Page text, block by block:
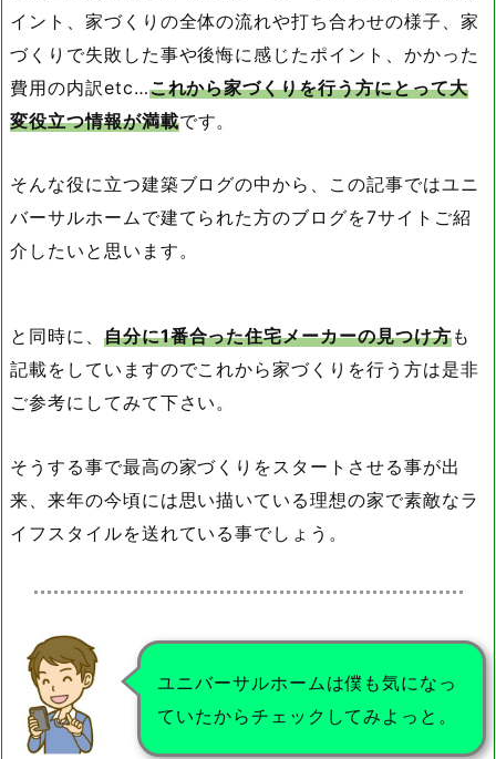
イント、家づくりの全体の流れや打ち合わせの様子、家
づくりで失敗した事や後悔に感じたポイント、かかった
費用の内訳etc…これから家づくりを行う方にとって大
変役立つ情報が満載です。
そんな役に立つ建築ブログの中から、この記事ではユニ
バーサルホームで建てられた方のブログを7サイトご紹
介したいと思います。
と同時に、 自分に1番合った住宅メーカーの見つけ方も
記載をしていますのでこれから家づくりを行う方は是非
ご参考にしてみて下さい。
そうする事で最高の家づくりをスタートさせる事が出
来、来年の今頃には思い描いている理想の家で素敵なラ
イフスタイルを送れている事でしょう。
ユニバーサルホームは僕も気になっ
ていたからチェックしてみよっと。